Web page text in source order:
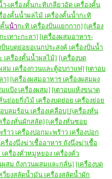
-เครื่องคั้นกะทิเกลียวอัด เครื่องคั้น
องคั้นน้ำผลไม้ เครื่องคั้นน้ำกะทิ
คั้นน้ํากะทิ เครื่องปั่นแยกกาก] [เครื่อง
ะเทาะกะลา] [เครื่องผสมอาหาร-
ปั่นบดย่อยอเนกประสงค์ เครื่องปั่นน้ำ
เครื่องคั้นน้ำผลไม้] [เครื่องบด
สม เครื่องกวนและตู้อบกาแฟ] [เตาอบ
า] [เครื่องผสมอาหาร เครื่องผสมผง
แป้ง เครื่องผสม] [เตาอบแห้งขนาด
นย่อยกิ่งไม้ เครื่องบดย่อย เครื่องย่อย
บลมร้อน เครื่องเคลือบ] [เครื่องหั่น
รื่องหั่นผักสลัด] [เครื่องหั่นซอย
ร้าว เครื่องปอกมะพร้าว เครื่องปอก
ครื่องนึ่งฆ่าเชื้ออาหาร ถังนึ่งฆ่าเชื้อ
เครื่องคั่วหมูหยอง เครื่องคั่ว
ผสม ถังกวนผสมและกลั่น] [เครื่องบด
วี่ยงสลัดน้ำมัน เครื่องสลัดน้ำผัก